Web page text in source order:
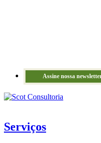
Assine nossa
Serviços